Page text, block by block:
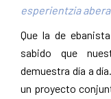
esperientzia
Que la de
sabido que
demuestra día a
un proyecto